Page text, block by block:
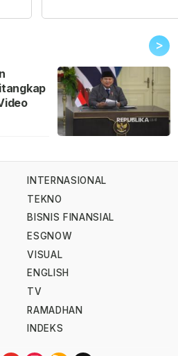
>
INTERNASIONAL
TEKNO
BISNIS FINANSIAL
ESGNOW
VISUAL
ENGLISH
TV
RAMADHAN
INDEKS